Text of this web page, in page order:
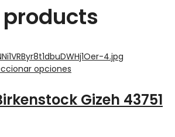
opciones
Gizeh 43751